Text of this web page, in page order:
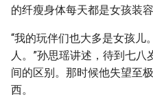
的纤瘦身体每天都是女孩装容
“我的玩伴们也大多是女孩儿
人。”孙思瑶讲述，待到七
间的区别。那时候他失望至
西。